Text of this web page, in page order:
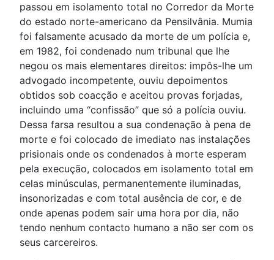
passou em isolamento total no Corredor da Morte
do estado norte-americano da Pensilvânia. Mumia
foi falsamente acusado da morte de um polícia e,
em 1982, foi condenado num tribunal que lhe
negou os mais elementares direitos: impôs-lhe um
advogado incompetente, ouviu depoimentos
obtidos sob coacção e aceitou provas forjadas,
incluindo uma “confissão” que só a polícia ouviu.
Dessa farsa resultou a sua condenação à pena de
morte e foi colocado de imediato nas instalações
prisionais onde os condenados à morte esperam
pela execução, colocados em isolamento total em
celas minúsculas, permanentemente iluminadas,
insonorizadas e com total ausência de cor, e de
onde apenas podem sair uma hora por dia, não
tendo nenhum contacto humano a não ser com os
seus carcereiros.